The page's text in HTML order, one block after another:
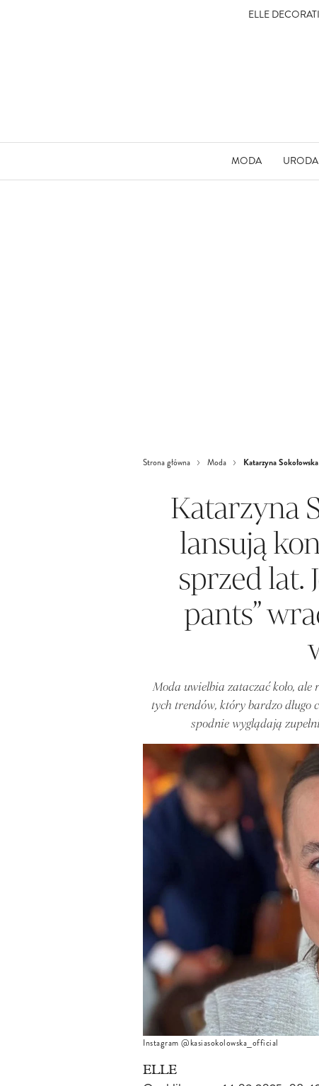
ELLE
MODA URODA
Strona główna Moda Katarzyna
Katarzyna
lansują
sprzed lat.
pants”
Moda uwielbia zataczać koło,
tych trendów, który bardzo długo
spodnie wyglądają
Instagram @kasiasokolowska_official
ELLE